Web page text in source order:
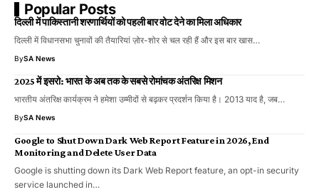
Popular Posts
दिल्ली में पाकिस्तानी शरणार्थियों को पहली बार वोट देने का मिला अधिकार
दिल्ली में विधानसभा चुनावों की तैयारियां ज़ोर-शोर से चल रही हैं और इस बार खास…
BySA News
2025 में इसरो: भारत के अब तक के सबसे रोमांचक अंतरिक्ष मिशन
भारतीय अंतरिक्ष कार्यक्रम ने हमेशा उम्मीदों से बढ़कर प्रदर्शन किया है। 2013 याद है, जब…
BySA News
Google to Shut Down Dark Web Report Feature in 2026, End
Monitoring and Delete User Data
Google is shutting down its Dark Web Report feature, an opt-in security
service launched in…